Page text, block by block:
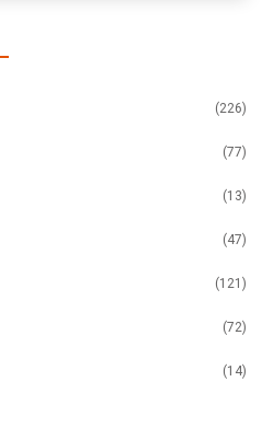
(226)
(77)
(13)
(47)
(121)
(72)
(14)